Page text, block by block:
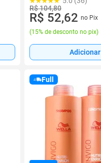
R$ 104,80
R$ 52,62 no Pix
(15% de desconto no pix)
Full